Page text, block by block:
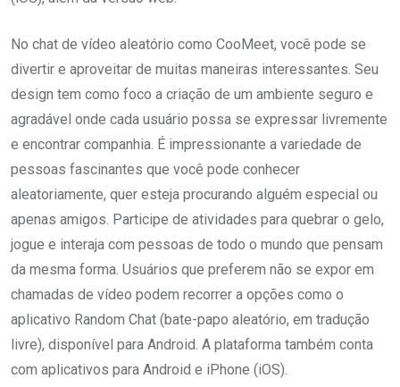
No chat de vídeo aleatório como CooMeet, você pode se
divertir e aproveitar de muitas maneiras interessantes. Seu
design tem como foco a criação de um ambiente seguro e
agradável onde cada usuário possa se expressar livremente
e encontrar companhia. É impressionante a variedade de
pessoas fascinantes que você pode conhecer
aleatoriamente, quer esteja procurando alguém especial ou
apenas amigos. Participe de atividades para quebrar o gelo,
jogue e interaja com pessoas de todo o mundo que pensam
da mesma forma. Usuários que preferem não se expor em
chamadas de vídeo podem recorrer a opções como o
aplicativo Random Chat (bate-papo aleatório, em tradução
livre), disponível para Android. A plataforma também conta
com aplicativos para Android e iPhone (iOS).